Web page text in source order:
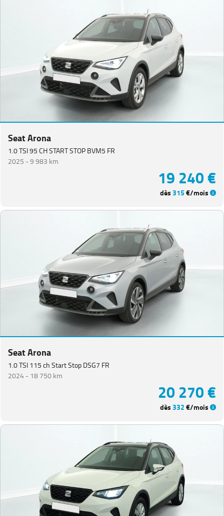
Seat Arona
1.0 TSI 95 CH START STOP BVM5 FR
2025 -9 983 km
19 240 €
dès315€/mois
Seat Arona
1.0 TSI 115 ch Start Stop DSG7 FR
2024 - 18 750 km
20 270 €
dès332€/mois